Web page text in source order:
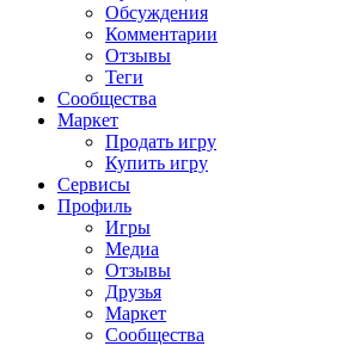
Обсуждения
Комментарии
Отзывы
Теги
Сообщества
Маркет
Продать игру
Купить игру
Сервисы
Профиль
Игры
Медиа
Отзывы
Друзья
Маркет
Сообщества